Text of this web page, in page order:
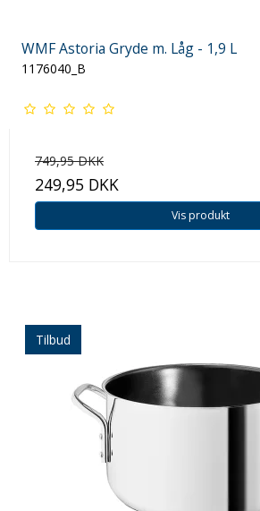
WMF Astoria Gryde m. Låg - 1,9 L
1176040_B
749,95 DKK
249,95 DKK
Vis produkt
Tilbud